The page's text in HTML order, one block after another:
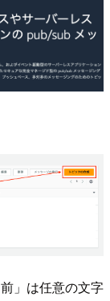
」は任意の文字